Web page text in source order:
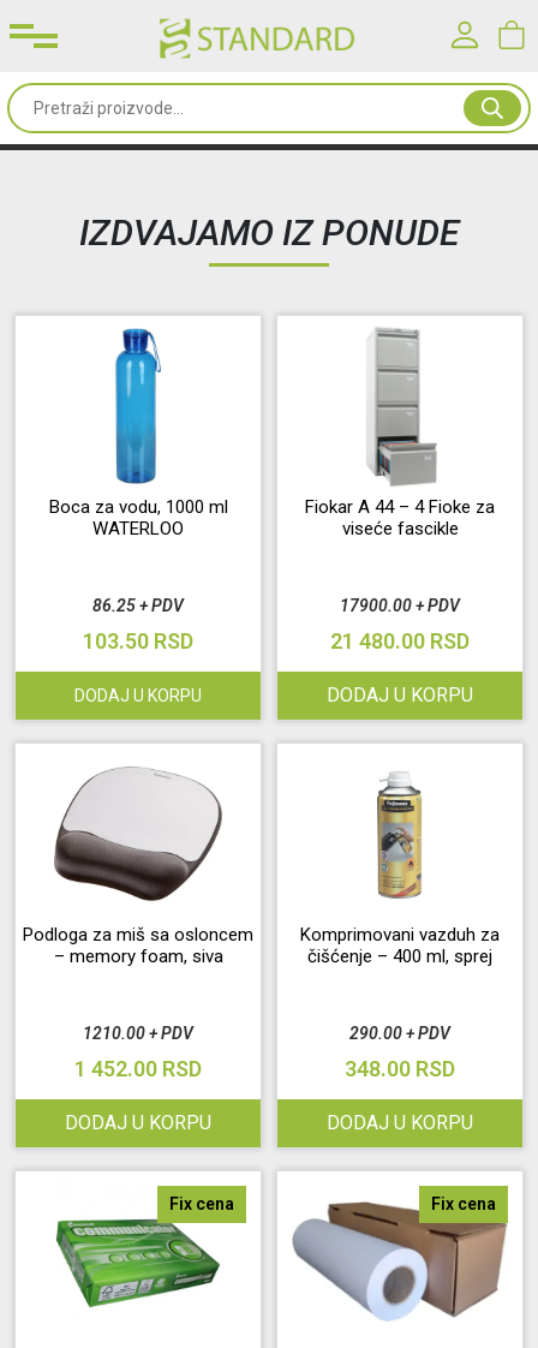
Sve
od
Kancelarijski
nameštaj
Održavanje
Prijava
Registracija
korisnika
Korisničko ime*
Lozinka*
Zaboravljena lozinka?
IZDVAJAMO IZ PONUDE
Boca za vodu, 1000 ml
WATERLOO
86.25 + PDV
103.50 RSD
DODAJ U KORPU
Fiokar A 44 – 4 Fioke za
viseće fascikle
17900.00 + PDV
21 480.00 RSD
DODAJ U KORPU
Podloga za miš sa osloncem
– memory foam, siva
1210.00 + PDV
1 452.00 RSD
DODAJ U KORPU
Komprimovani vazduh za
čišćenje – 400 ml, sprej
290.00 + PDV
348.00 RSD
DODAJ U KORPU
Fix cena Fix cena